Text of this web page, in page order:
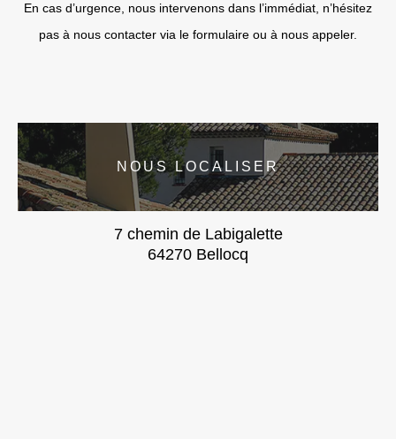
En cas d’urgence, nous intervenons dans l’immédiat, n’hésitez
pas à nous contacter via le formulaire ou à nous appeler.
NOUS LOCALISER
7 chemin de Labigalette
64270 Bellocq